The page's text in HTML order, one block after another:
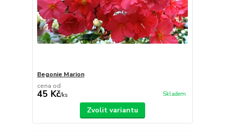
Begonie Marion
cena od
45 Kč/ks Skladem
Zvolit variantu